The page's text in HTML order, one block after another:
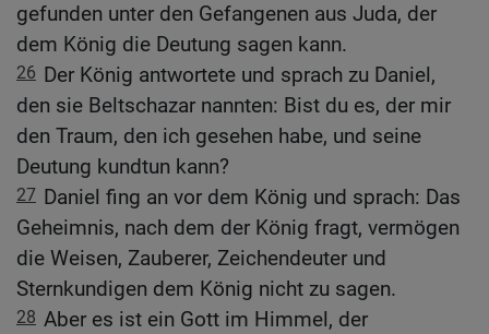
gefunden unter den Gefangenen aus Juda, der
dem König die Deutung sagen kann.
26 Der König antwortete und sprach zu Daniel,
den sie Beltschazar nannten: Bist du es, der mir
den Traum, den ich gesehen habe, und seine
Deutung kundtun kann?
27 Daniel fing an vor dem König und sprach: Das
Geheimnis, nach dem der König fragt, vermögen
die Weisen, Zauberer, Zeichendeuter und
Sternkundigen dem König nicht zu sagen.
28 Aber es ist ein Gott im Himmel, der